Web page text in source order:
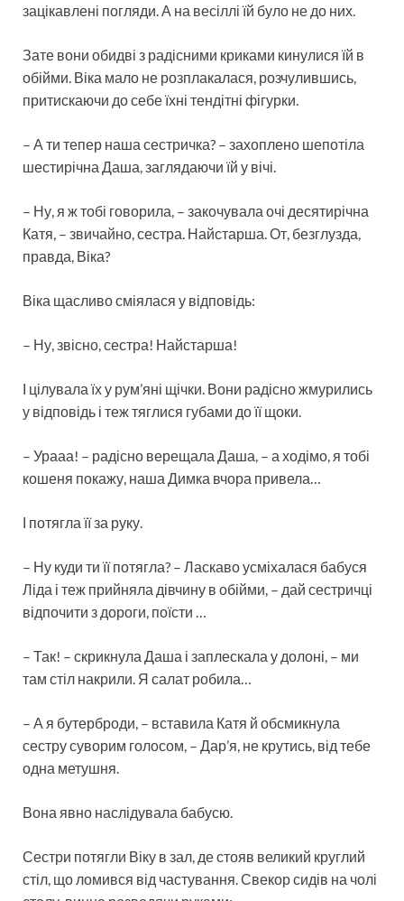
зацікавлені погляди. А на весіллі їй було не до них.
Зате вони обидві з радісними криками кинулися їй в
обійми. Віка мало не розплакалася, розчулившись,
притискаючи до себе їхні тендітні фігурки.
– А ти тепер наша сестричка? – захоплено шепотіла
шестирічна Даша, заглядаючи їй у вічі.
– Ну, я ж тобі говорила, – закочувала очі десятирічна
Катя, – звичайно, сестра. Найстарша. От, безглузда,
правда, Віка?
Віка щасливо сміялася у відповідь:
– Ну, звісно, ​​сестра! Найстарша!
І цілувала їх у рум’яні щічки. Вони радісно жмурились
у відповідь і теж тяглися губами до її щоки.
– Урааа! – радісно верещала Даша, – а ходімо, я тобі
кошеня покажу, наша Димка вчора привела…
І потягла її за руку.
– Ну куди ти її потягла? – Ласкаво усміхалася бабуся
Ліда і теж прийняла дівчину в обійми, – дай сестричці
відпочити з дороги, поїсти …
– Так! – скрикнула Даша і заплескала у долоні, – ми
там стіл накрили. Я салат робила…
– А я бутерброди, – вставила Катя й обсмикнула
сестру суворим голосом, – Дар’я, не крутись, від тебе
одна метушня.
Вона явно наслідувала бабусю.
Сестри потягли Віку в зал, де стояв великий круглий
стіл, що ломився від частування. Свекор сидів на чолі